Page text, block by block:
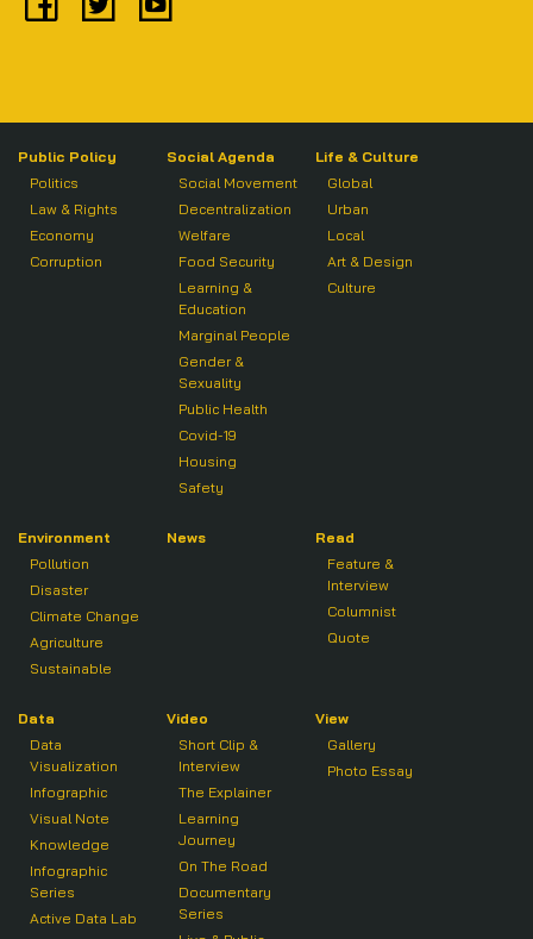
Public Policy
Politics
Law & Rights
Economy
Corruption
Social Agenda
Social Movement
Decentralization
Welfare
Food Security
Learning &
Education
Marginal People
Gender &
Sexuality
Public Health
Covid-19
Housing
Safety
Life & Culture
Global
Urban
Local
Art & Design
Culture
Environment
Pollution
Disaster
Climate Change
Agriculture
Sustainable
News
Read
Feature &
Interview
Columnist
Quote
Data
Data
Visualization
Infographic
Visual Note
Knowledge
Infographic
Series
Active Data Lab
Video
Short Clip &
Interview
The Explainer
Learning
Journey
On The Road
Documentary
Series
View
Gallery
Photo Essay